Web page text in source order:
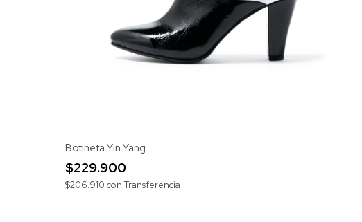
Botineta Yin Yang
$229.900
$206.910 con Transferencia